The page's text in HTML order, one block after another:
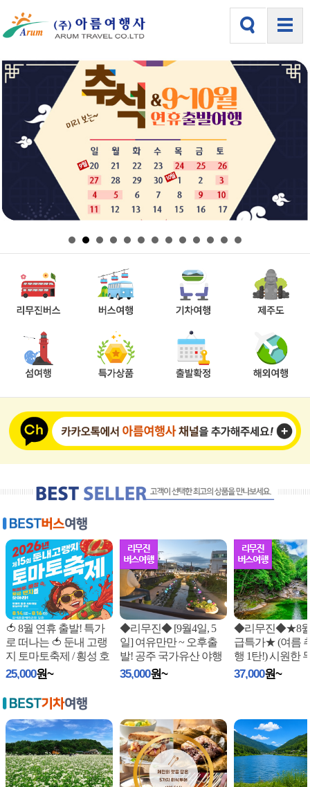
🍅 8월 연휴 출발! 특가
로 떠나는 🍅 둔내 고랭
지 토마토축제 / 횡성 호
수길...
25,000원~
◆리무진◆ [9월4일, 5
일] 여유만만 ~ 오후출
발! 공주 국가유산 야행
(야시장, 공주주막, 공
35,000원~
◆리무진◆★8
급특가★ (여름
행 1탄!) 시원한
천동 계곡 / 머루
37,000원~